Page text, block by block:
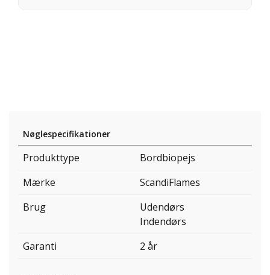
Nøglespecifikationer
Produkttype
Bordbiopejs
Mærke
ScandiFlames
Brug
Udendørs
Indendørs
Garanti
2 år